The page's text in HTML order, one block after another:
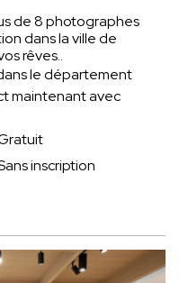
de 8 photographes
dans la ville de
rêves..
le département
maintenant avec
inscription